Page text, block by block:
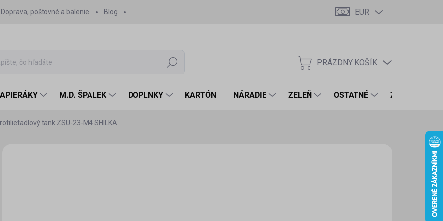
Doprava, poštovné a balenie Blog EUR
Hľadať
NÁKUPNÝ
PRÁZDNY KOŠÍK
M.D. ŠPALEK DOPLNKY KARTÓN NÁRADIE ZELEŇ OSTATNÉ ZNAČKY
tank ZSU-23-M4 SHILKA